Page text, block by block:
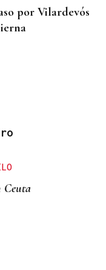
por Vilardevós
Ceuta